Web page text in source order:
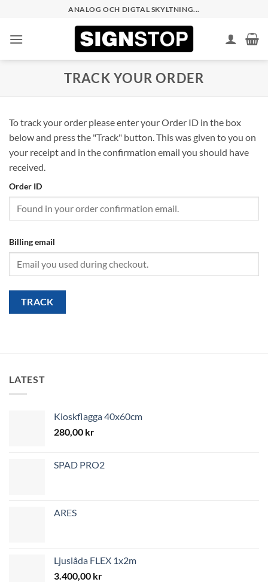
content
ANALOG OCH DIGTAL SKYLTNING...
TRACK YOUR ORDER
To track your order please enter your Order ID in the box
below and press the "Track" button. This was given to you on
your receipt and in the confirmation email you should have
received.
Order ID
Billing email
TRACK
LATEST
Kioskflagga 40x60cm
280,00 kr
SPAD PRO2
ARES
Ljuslåda FLEX 1x2m
3.400,00 kr